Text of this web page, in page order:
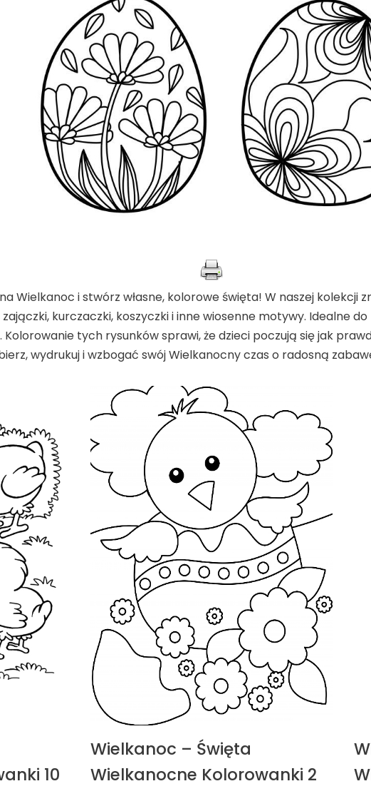
Wielkanoc i stwórz własne, kolorowe święta! W naszej kolekcji
kurczaczki, koszyczki i inne wiosenne motywy. Idealne
Kolorowanie tych rysunków sprawi, że dzieci poczują się jak
wydrukuj i wzbogać swój Wielkanocny czas o radosną
10
Wielkanoc – Święta
Wielkanocne Kolorowanki 2